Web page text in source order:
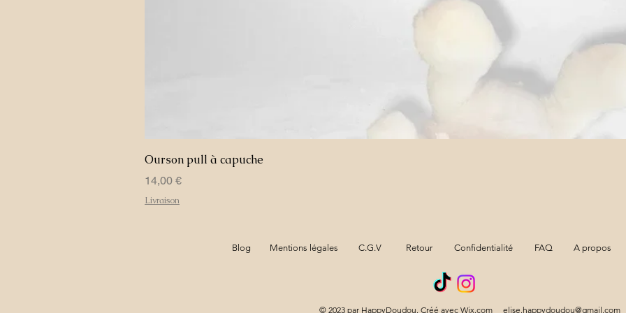
Ourson pull à capuche
Prix
14,00 €
Livraison
Blog Mentions légales C.G.V Retour Confidentialité FAQ A propos
elise.happydoudou@gmail.com
© 2023 par HappyDoudou. Créé avec Wix.com